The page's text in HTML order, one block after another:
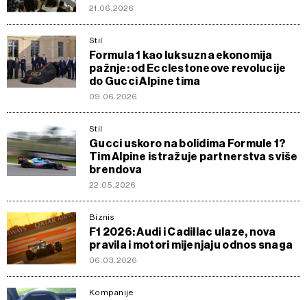
21.06.2026
Stil
Formula 1 kao luksuzna ekonomija
pažnje: od Ecclestoneove revolucije
do Gucci Alpine tima
09.06.2026
Stil
Gucci uskoro na bolidima Formule 1?
Tim Alpine istražuje partnerstva s više
brendova
22.05.2026
Biznis
F1 2026: Audi i Cadillac ulaze, nova
pravila i motori mijenjaju odnos snaga
06.03.2026
Kompanije